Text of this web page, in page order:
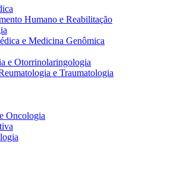
Humano e Reabilitação
e Medicina Genômica
e Otorrinolaringologia
e Traumatologia
Oncologia